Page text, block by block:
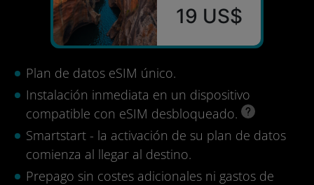
19 US$
Plan de datos eSIM único.
Instalación inmediata en un dispositivo
compatible con eSIM desbloqueado.
Smartstart - la activación de su plan de datos
comienza al llegar al destino.
Prepago sin costes adicionales ni gastos de